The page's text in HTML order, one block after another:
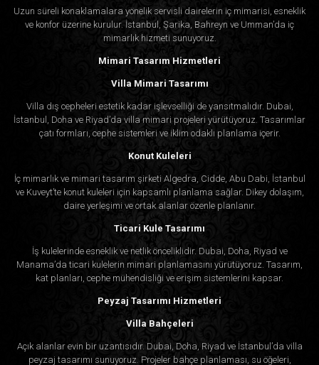
Uzun süreli konaklamalara yönelik servisli dairelerin iç mimarisi, esneklik
ve konfor üzerine kurulur. İstanbul, Şarika, Bahreyn ve Umman’da iç
mimarlık hizmeti sunuyoruz.
Mimari Tasarım Hizmetleri
Villa Mimari Tasarımı
Villa dış cepheleri estetik kadar işlevselliği de yansıtmalıdır. Dubai,
İstanbul, Doha ve Riyad’da villa mimari projeleri yürütüyoruz. Tasarımlar
çatı formları, cephe sistemleri ve iklim odaklı planlama içerir.
Konut Kuleleri
İç mimarlık ve mimari tasarım şirketi Algedra, Cidde, Abu Dabi, İstanbul
ve Kuveyt’te konut kuleleri için kapsamlı planlama sağlar. Dikey dolaşım,
daire yerleşimi ve ortak alanlar özenle planlanır.
Ticari Kule Tasarımı
İş kulelerinde esneklik ve netlik önceliklidir. Dubai, Doha, Riyad ve
Manama’da ticari kulelerin mimari planlamasını yürütüyoruz. Tasarım,
kat planları, cephe mühendisliği ve erişim sistemlerini kapsar.
Peyzaj Tasarımı Hizmetleri
Villa Bahçeleri
Açık alanlar evin bir uzantısıdır. Dubai, Doha, Riyad ve İstanbul’da villa
peyzaj tasarımı sunuyoruz. Projeler bahçe planlaması, su öğeleri,